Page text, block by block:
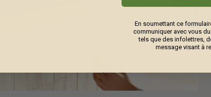
En soumettant ce
communiquer avec vous
tels que des infolettres,
message visant à